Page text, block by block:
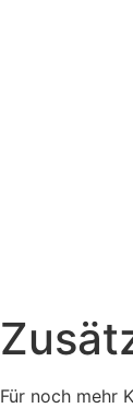
Für noch mehr